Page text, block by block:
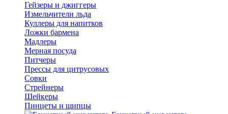
Гейзеры и джиггеры
Измельчители льда
Куллеры для напитков
Ложки бармена
Мадлеры
Мерная посуда
Питчеры
Прессы для цитрусовых
Совки
Стрейнеры
Шейкеры
Пинцеты и щипцы